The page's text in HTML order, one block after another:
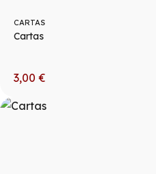
CARTAS
Cartas
3,00 €